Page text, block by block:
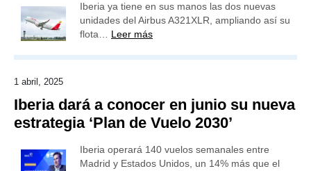
Iberia ya tiene en sus manos las dos nuevas
unidades del Airbus A321XLR, ampliando así su
flota… Leer más
1 abril, 2025
Iberia dará a conocer en junio su nueva
estrategia ‘Plan de Vuelo 2030’
Iberia operará 140 vuelos semanales entre
Madrid y Estados Unidos, un 14% más que el